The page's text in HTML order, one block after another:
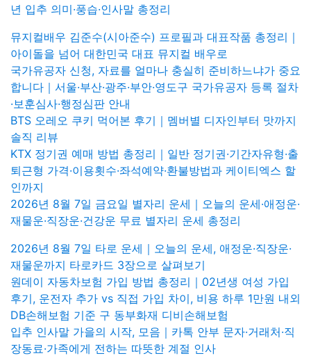
년 입추 의미·풍습·인사말 총정리
뮤지컬배우 김준수(시아준수) 프로필과 대표작품 총정리｜
아이돌을 넘어 대한민국 대표 뮤지컬 배우로
국가유공자 신청, 자료를 얼마나 충실히 준비하느냐가 중요
합니다｜서울·부산·광주·부안·영도구 국가유공자 등록 절차
·보훈심사·행정심판 안내
BTS 오레오 쿠키 먹어본 후기｜멤버별 디자인부터 맛까지
솔직 리뷰
KTX 정기권 예매 방법 총정리｜일반 정기권·기간자유형·출
퇴근형 가격·이용횟수·좌석예약·환불방법과 케이티엑스 할
인까지
2026년 8월 7일 금요일 별자리 운세｜오늘의 운세·애정운·
재물운·직장운·건강운 무료 별자리 운세 총정리
2026년 8월 7일 타로 운세｜오늘의 운세, 애정운·직장운·
재물운까지 타로카드 3장으로 살펴보기
원데이 자동차보험 가입 방법 총정리｜02년생 여성 가입
후기, 운전자 추가 vs 직접 가입 차이, 비용 하루 1만원 내외
DB손해보험 기준 구 동부화재 디비손해보험
입추 인사말 가을의 시작, 모음｜카톡 안부 문자·거래처·직
장동료·가족에게 전하는 따뜻한 계절 인사